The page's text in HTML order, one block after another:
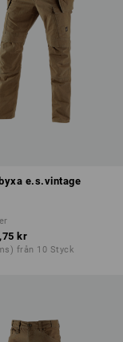
e.s.vintage
kr
från 10 Styck